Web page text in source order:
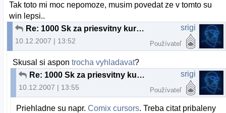
Tak toto mi moc nepomoze, musim povedat ze v tomto su
win lepsi..
Re: 1000 Sk za priesvitny kurzor
10.12.2007 | 13:52
srigi
Používateľ
Skusal si aspontrocha vyhladavat?
Re: 1000 Sk za priesvitny kurzor
10.12.2007 | 13:55
srigi
Používateľ
Priehladne su napr.Comix cursors. Treba citat pribaleny